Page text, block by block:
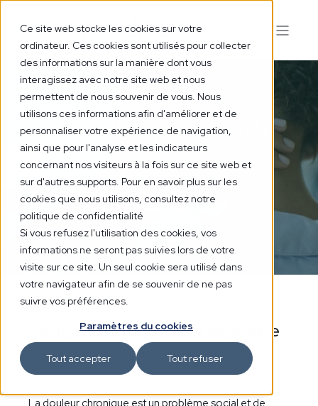
Ce site web stocke les cookies sur votre
ordinateur. Ces cookies sont utilisés pour collecter
des informations sur la manière dont vous
interagissez avec notre site web et nous
permettent de nous souvenir de vous. Nous
utilisons ces informations afin d'améliorer et de
personnaliser votre expérience de navigation,
ainsi que pour l'analyse et les indicateurs
concernant nos visiteurs à la fois sur ce site web et
sur d'autres supports. Pour en savoir plus sur les
cookies que nous utilisons, consultez notre
politique de confidentialité
Si vous refusez l'utilisation des cookies, vos
informations ne seront pas suivies lors de votre
visite sur ce site. Un seul cookie sera utilisé dans
votre navigateur afin de se souvenir de ne pas
suivre vos préférences.
Paramètres du cookies
Tout accepter Tout refuser
L’acupuncture pour traiter la
douleur
DEMANDEZ UN RENDEZ-VOUS
L’acupuncture comme analgésique
naturel
La douleur chronique est un problème social et de